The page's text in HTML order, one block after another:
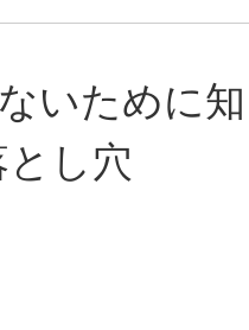
いために
し穴